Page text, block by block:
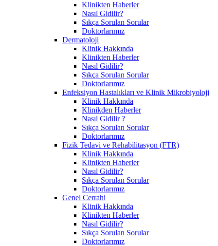
Klinikten Haberler
Nasıl Gidilir?
Sıkça Sorulan Sorular
Doktorlarımız
Dermatoloji
Klinik Hakkında
Klinikten Haberler
Nasıl Gidilir?
Sıkça Sorulan Sorular
Doktorlarımız
Enfeksiyon Hastalıkları ve Klinik Mikrobiyoloji
Klinik Hakkında
Klinikden Haberler
Nasıl Gidilir ?
Sıkça Sorulan Sorular
Doktorlarımız
Fizik Tedavi ve Rehabilitasyon (FTR)
Klinik Hakkında
Klinikten Haberler
Nasıl Gidilir?
Sıkça Sorulan Sorular
Doktorlarımız
Genel Cerrahi
Klinik Hakkında
Klinikten Haberler
Nasıl Gidilir?
Sıkça Sorulan Sorular
Doktorlarımız